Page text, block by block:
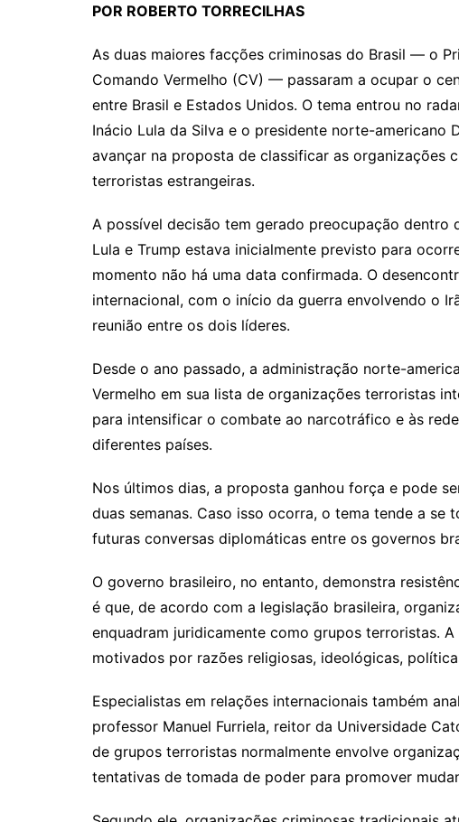
POR ROBERTO TORRECILHAS
As duas maiores facções criminosas do Brasil — o
Comando Vermelho (CV) — passaram a ocupar o
entre Brasil e Estados Unidos. O tema entrou no
Inácio Lula da Silva e o presidente norte-americano
avançar na proposta de classificar as organizações
terroristas estrangeiras.
A possível decisão tem gerado preocupação
Lula e Trump estava inicialmente previsto para
momento não há uma data confirmada. O
internacional, com o início da guerra envolvendo o
reunião entre os dois líderes.
Desde o ano passado, a administração norte-
Vermelho em sua lista de organizações terroristas
para intensificar o combate ao narcotráfico e às
diferentes países.
Nos últimos dias, a proposta ganhou força e pode
duas semanas. Caso isso ocorra, o tema tende a
futuras conversas diplomáticas entre os governos
O governo brasileiro, no entanto, demonstra
é que, de acordo com a legislação brasileira,
enquadram juridicamente como grupos terroristas.
motivados por razões religiosas, ideológicas,
Especialistas em relações internacionais também
professor Manuel Furriela, reitor da Universidade
de grupos terroristas normalmente envolve
tentativas de tomada de poder para promover